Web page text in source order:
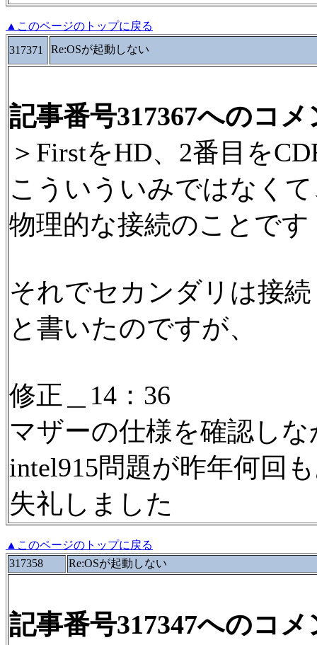
▲このページのトップに戻る
317371
Re:OSが起動しない
記事番号317367へのコメ
＞FirstをHD、2番目を
こういういみではなく
物理的な接続のことです
それでセカンダリは接
と書いたのですが、
修正＿14：36
マザーの仕様を確認し
intel915問題が昨年何回
失礼しました
▲このページのトップに戻る
317358
Re:OSが起動しない
記事番号317347へのコメ